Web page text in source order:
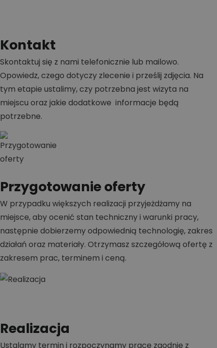
Kontakt
Skontaktuj się z nami telefonicznie lub mailowo.
Opowiedz, czego dotyczy zlecenie i prześlij zdjęcia. Na
tym etapie ustalimy, czy potrzebna jest wizyta na
miejscu oraz jakie dodatkowe informacje będą
potrzebne.
Przygotowanie oferty
W przypadku większych realizacji przyjeżdżamy na
miejsce, aby ocenić stan techniczny i warunki pracy,
następnie dobierzemy odpowiednią technologię, zakres
działań oraz materiały. Otrzymasz szczegółową ofertę z
zakresem prac, terminem i ceną.
Realizacja
Ustalamy termin i rozpoczynamy prace zgodnie z